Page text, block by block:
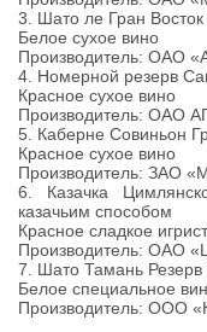
3. Шато ле Гран
Белое сухое вино
Производитель: ОАО
4. Номерной резерв
Красное сухое вино
Производитель: ОАО
5. Каберне Совиньон
Красное сухое вино
Производитель: ЗАО
6. Казачка
казачьим способом
Красное сладкое
Производитель: ОАО
7. Шато Тамань
Белое специальное
Производитель: ООО